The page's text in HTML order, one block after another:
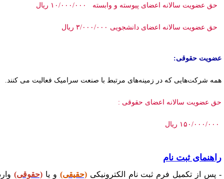
حق عضویت سالانه اعضای پیوسته و وابسته۱۰/۰۰۰/۰۰۰ ریال
عضویت سالانه اعضای دانشجویی ۳ /۰۰۰/۰۰۰ ریال
حقوقی:
شرکت‌هایی که در زمینه‌های مرتبط با صنعت سرامیک فعالیت می کنند.
عضویت سالانه اعضای حقوقی :
۱۵۰/۰۰۰/۰۰۰ ریال
ثبت نام
پس از تکمیل فرم ثبت نام الکترونیکی (حقیقی) و یا(حقوقی) وارد